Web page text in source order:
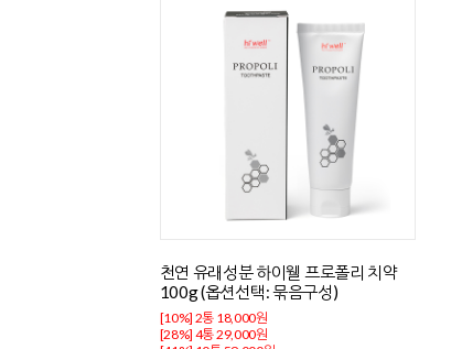
천연 유래성분 하이웰 프로폴리 치약
100g (옵션선택: 묶음구성)
[10%] 2통 18,000원
[28%] 4통 29,000원